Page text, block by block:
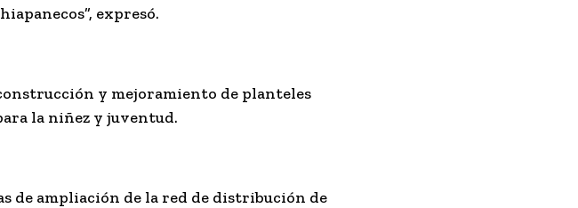
expresó.
y mejoramiento de planteles
la niñez y juventud.
de ampliación de la red de distribución de